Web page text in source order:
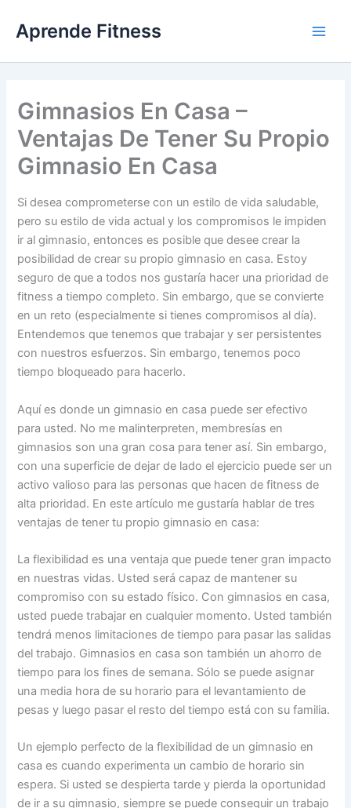
contenido
Aprende Fitness
Gimnasios En Casa –
Ventajas De Tener Su Propio
Gimnasio En Casa
Si desea comprometerse con un estilo de vida saludable,
pero su estilo de vida actual y los compromisos le impiden
ir al gimnasio, entonces es posible que desee crear la
posibilidad de crear su propio gimnasio en casa. Estoy
seguro de que a todos nos gustaría hacer una prioridad de
fitness a tiempo completo. Sin embargo, que se convierte
en un reto (especialmente si tienes compromisos al día).
Entendemos que tenemos que trabajar y ser persistentes
con nuestros esfuerzos. Sin embargo, tenemos poco
tiempo bloqueado para hacerlo.
Aquí es donde un gimnasio en casa puede ser efectivo
para usted. No me malinterpreten, membresías en
gimnasios son una gran cosa para tener así. Sin embargo,
con una superficie de dejar de lado el ejercicio puede ser un
activo valioso para las personas que hacen de fitness de
alta prioridad. En este artículo me gustaría hablar de tres
ventajas de tener tu propio gimnasio en casa:
La flexibilidad es una ventaja que puede tener gran impacto
en nuestras vidas. Usted será capaz de mantener su
compromiso con su estado físico. Con gimnasios en casa,
usted puede trabajar en cualquier momento. Usted también
tendrá menos limitaciones de tiempo para pasar las salidas
del trabajo. Gimnasios en casa son también un ahorro de
tiempo para los fines de semana. Sólo se puede asignar
una media hora de su horario para el levantamiento de
pesas y luego pasar el resto del tiempo está con su familia.
Un ejemplo perfecto de la flexibilidad de un gimnasio en
casa es cuando experimenta un cambio de horario sin
espera. Si usted se despierta tarde y pierda la oportunidad
de ir a su gimnasio, siempre se puede conseguir un trabajo